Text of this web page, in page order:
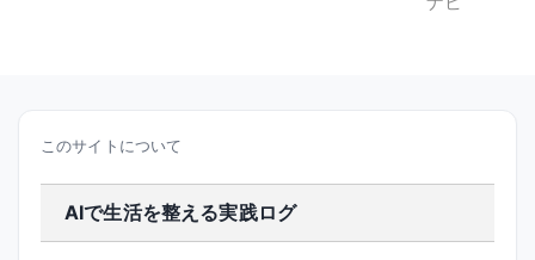
このサイトについて
AIで生活を整える実践ログ